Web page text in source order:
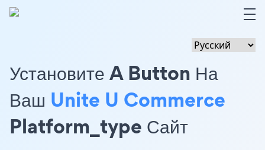
Установите A Button На
Ваш Unite U Commerce
Platform_type Сайт